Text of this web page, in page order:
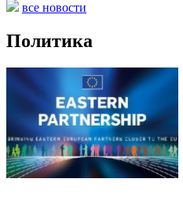
все новости
Политика